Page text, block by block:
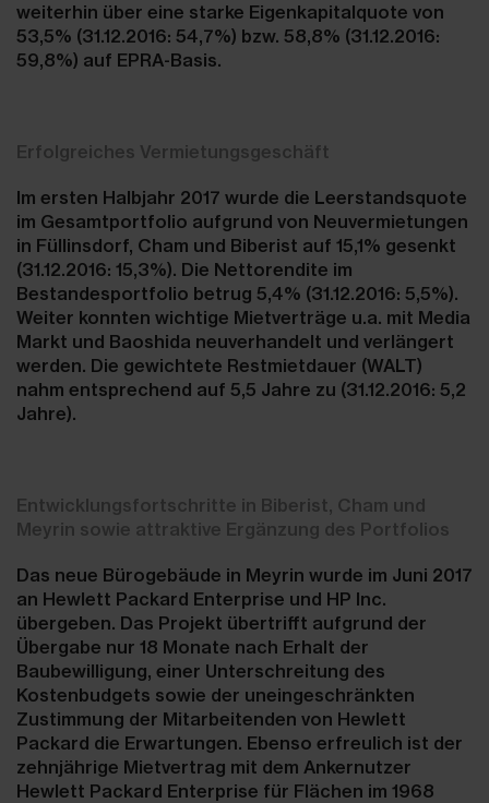
weiterhin über eine starke Eigenkapitalquote von
53,5% (31.12.2016: 54,7%) bzw. 58,8% (31.12.2016:
59,8%) auf EPRA-Basis.
Erfolgreiches Vermietungsgeschäft
Im ersten Halbjahr 2017 wurde die Leerstandsquote
im Gesamtportfolio aufgrund von Neuvermietungen
in Füllinsdorf, Cham und Biberist auf 15,1% gesenkt
(31.12.2016: 15,3%). Die Nettorendite im
Bestandesportfolio betrug 5,4% (31.12.2016: 5,5%).
Weiter konnten wichtige Mietverträge u.a. mit Media
Markt und Baoshida neuverhandelt und verlängert
werden. Die gewichtete Restmietdauer (WALT)
nahm entsprechend auf 5,5 Jahre zu (31.12.2016: 5,2
Jahre).
Entwicklungsfortschritte in Biberist, Cham und
Meyrin sowie attraktive Ergänzung des Portfolios
Das neue Bürogebäude in Meyrin wurde im Juni 2017
an Hewlett Packard Enterprise und HP Inc.
übergeben. Das Projekt übertrifft aufgrund der
Übergabe nur 18 Monate nach Erhalt der
Baubewilligung, einer Unterschreitung des
Kostenbudgets sowie der uneingeschränkten
Zustimmung der Mitarbeitenden von Hewlett
Packard die Erwartungen. Ebenso erfreulich ist der
zehnjährige Mietvertrag mit dem Ankernutzer
Hewlett Packard Enterprise für Flächen im 1968